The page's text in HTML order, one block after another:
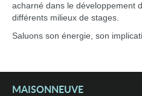
acharné dans le développement
différents milieux de stages.
Saluons son énergie, son
MAISONNEUVE